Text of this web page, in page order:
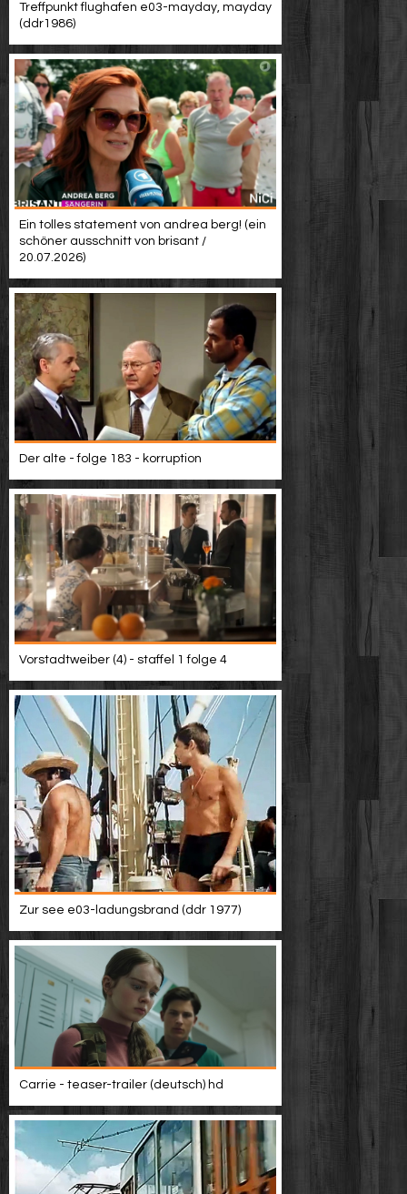
Treffpunkt flughafen e03-mayday, mayday
(ddr1986)
Ein tolles statement von andrea berg! (ein
schöner ausschnitt von brisant /
20.07.2026)
Der alte - folge 183 - korruption
Vorstadtweiber (4) - staffel 1 folge 4
Zur see e03-ladungsbrand (ddr 1977)
Carrie - teaser-trailer (deutsch) hd